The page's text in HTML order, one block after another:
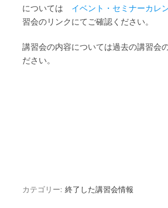
については イベント・セミナーカレ
習会のリンクにてご確認ください。
講習会の内容については過去の講習会
ださい。
カテゴリー: 終了した講習会情報